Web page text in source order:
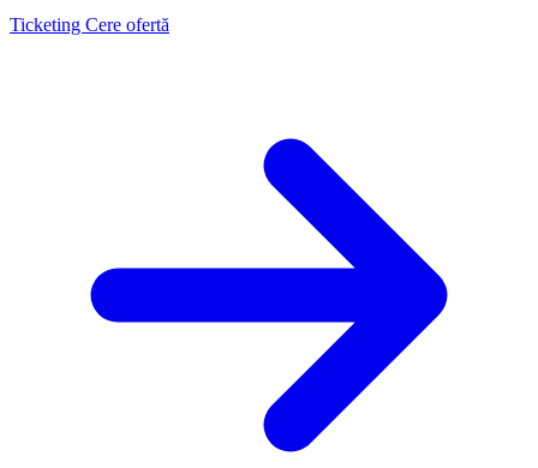
Ticketing Cere ofertă